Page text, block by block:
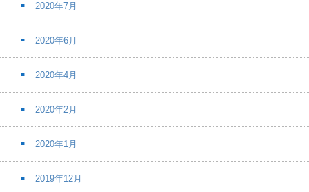
2020年7月
2020年6月
2020年4月
2020年2月
2020年1月
2019年12月